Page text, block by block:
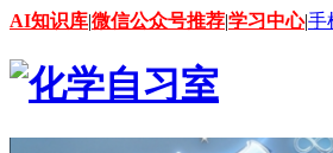
AI知识库|微信公众号推荐|学习中心|手